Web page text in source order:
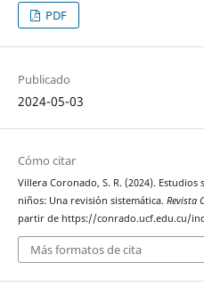
PDF
Publicado
2024-05-03
Cómo citar
Villera Coronado, S. R. (2024).
niños: Una revisión sistemática. Revista
partir de https://conrado.ucf.edu.cu/
Más formatos de cita